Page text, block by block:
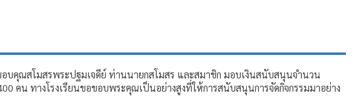
บคุณสโมสรพระปฐมเจดีย์ ท่านนายกสโมสร และสมาชิก มอบเงินสนับสนุนจำนวน
คน ทางโรงเรียนขอขอบพระคุณเป็นอย่างสูงที่ให้การสนับสนุนการจัดกิจกรรมมาอย่าง